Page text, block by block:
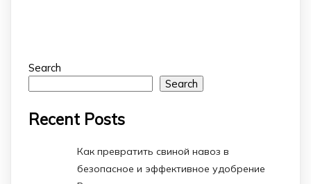
Search
Search
Recent Posts
Как превратить свиной навоз в
безопасное и эффективное удобрение